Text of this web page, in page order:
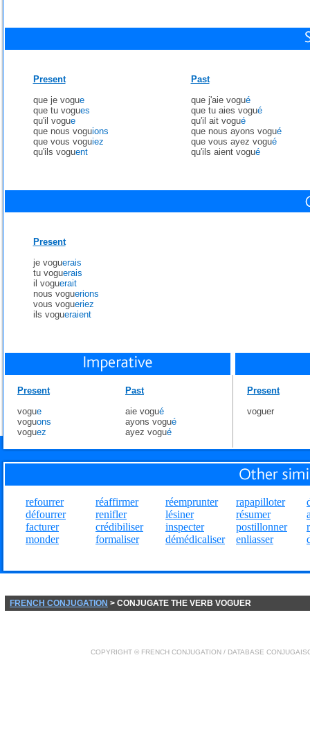
Present
que je vogue
que tu vogues
qu'il vogue
que nous voguions
que vous voguiez
qu'ils voguent
Past
que j'aie vogué
que tu aies vogué
qu'il ait vogué
que nous ayons vogué
que vous ayez vogué
qu'ils aient vogué
Present
je voguerais
tu voguerais
il voguerait
nous voguerions
vous vogueriez
ils vogueraient
Present
vogue
voguons
voguez
Past
aie vogué
ayons vogué
ayez vogué
Present
voguer
refourrer
défourrer
facturer
monder
réaffirmer
renifler
crédibiliser
formaliser
réemprunter
lésiner
inspecter
démédicaliser
rapapilloter
résumer
postillonner
enliasser
FRENCH CONJUGATION > CONJUGATE THE VERB VOGUER
COPYRIGHT © FRENCH CONJUGATION / DATABASE